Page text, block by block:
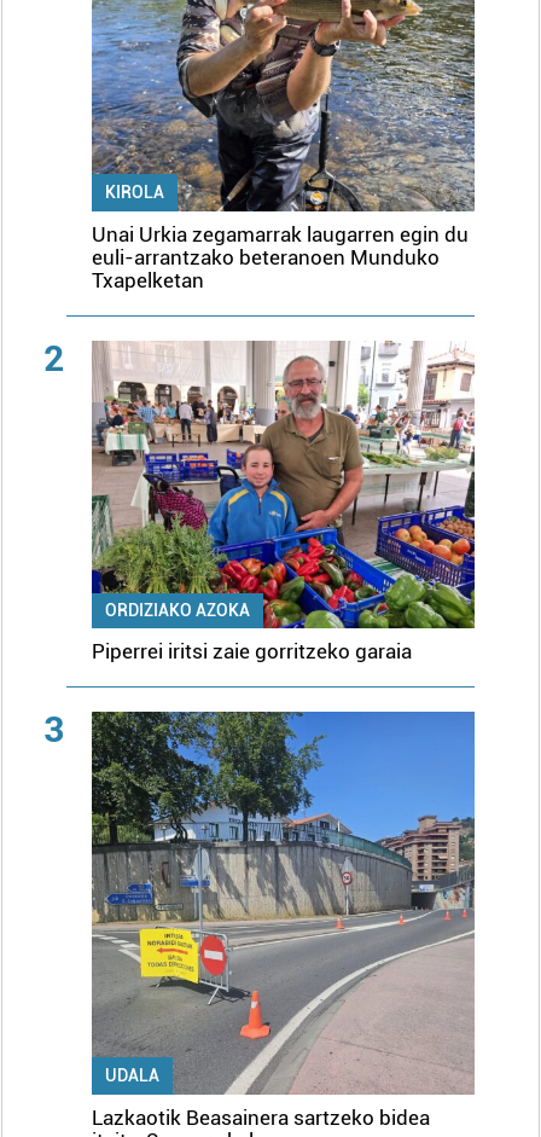
KIROLA
Unai Urkia zegamarrak laugarren egin du
euli-arrantzako beteranoen Munduko
Txapelketan
2
ORDIZIAKO AZOKA
Piperrei iritsi zaie gorritzeko garaia
3
UDALA
Lazkaotik Beasainera sartzeko bidea